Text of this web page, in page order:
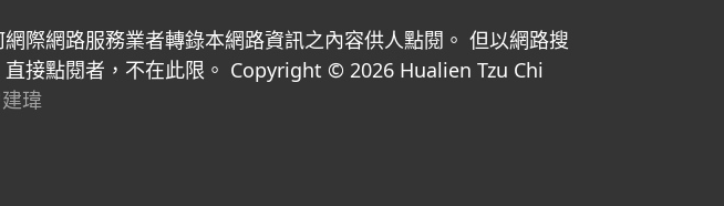
際網路服務業者轉錄本網路資訊之內容供人點閱。 但以網路搜
接點閱者，不在此限。 Copyright © 2026 Hualien Tzu Chi
瑋